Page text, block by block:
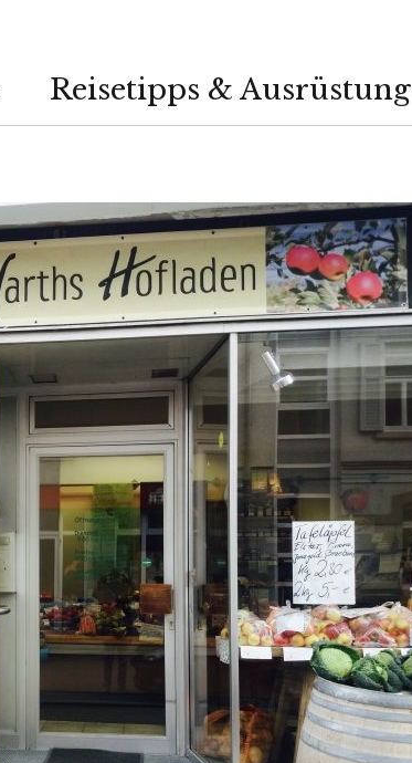
Reisetipps & Ausrüstung